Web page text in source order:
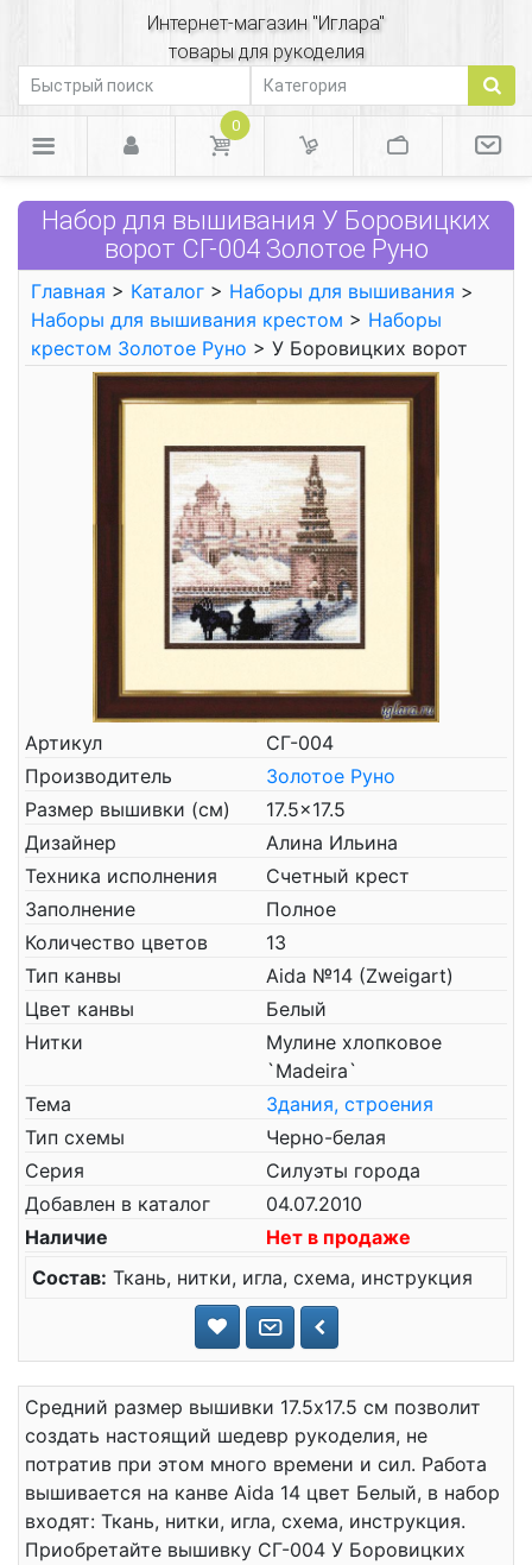
Интернет-магазин "Иглара"
товары для рукоделия
0
Набор для вышивания У Боровицких
ворот СГ-004 Золотое Руно
Главная > Каталог > Наборы для вышивания >
Наборы для вышивания крестом > Наборы
крестом Золотое Руно > У Боровицких ворот
Артикул
СГ-004
Производитель
Золотое Руно
Размер вышивки (см)
17.5x17.5
Дизайнер
Алина Ильина
Техника исполнения
Счетный крест
Заполнение
Полное
Количество цветов
13
Тип канвы
Aida №14 (Zweigart)
Цвет канвы
Белый
Нитки
Мулине хлопковое
`Madeira`
Тема
Здания, строения
Тип схемы
Черно-белая
Серия
Силуэты города
Добавлен в каталог
04.07.2010
Наличие
Нет в продаже
Состав: Ткань, нитки, игла, схема, инструкция
Средний размер вышивки 17.5x17.5 см позволит
создать настоящий шедевр рукоделия, не
потратив при этом много времени и сил. Работа
вышивается на канве Aida 14 цвет Белый, в набор
входят: Ткань, нитки, игла, схема, инструкция.
Приобретайте вышивку СГ-004 У Боровицких